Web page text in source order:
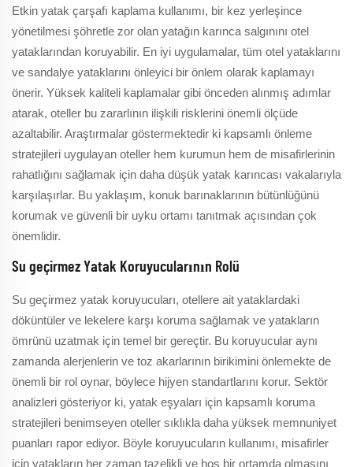
Etkin yatak çarşafı kaplama kullanımı, bir kez yerleşince
yönetilmesi şöhretle zor olan yatağın karınca salgınını otel
yataklarından koruyabilir. En iyi uygulamalar, tüm otel yataklarını
ve sandalye yataklarını önleyici bir önlem olarak kaplamayı
önerir. Yüksek kaliteli kaplamalar gibi önceden alınmış adımlar
atarak, oteller bu zararlının ilişkili risklerini önemli ölçüde
azaltabilir. Araştırmalar göstermektedir ki kapsamlı önleme
stratejileri uygulayan oteller hem kurumun hem de misafirlerinin
rahatlığını sağlamak için daha düşük yatak karıncası vakalarıyla
karşılaşırlar. Bu yaklaşım, konuk barınaklarının bütünlüğünü
korumak ve güvenli bir uyku ortamı tanıtmak açısından çok
önemlidir.
Su geçirmez Yatak Koruyucularının Rolü
Su geçirmez yatak koruyucuları, otellere ait yataklardaki
döküntüler ve lekelere karşı koruma sağlamak ve yatakların
ömrünü uzatmak için temel bir gereçtir. Bu koruyucular aynı
zamanda alerjenlerin ve toz akarlarının birikimini önlemekte de
önemli bir rol oynar, böylece hijyen standartlarını korur. Sektör
analizleri gösteriyor ki, yatak eşyaları için kapsamlı koruma
stratejileri benimseyen oteller sıklıkla daha yüksek memnuniyet
puanları rapor ediyor. Böyle koruyucuların kullanımı, misafirler
için yatakların her zaman tazelikli ve hoş bir ortamda olmasını